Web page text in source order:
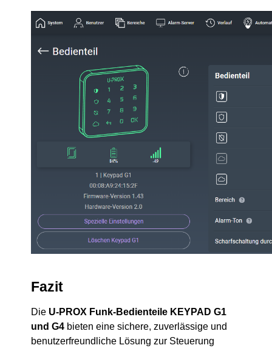
Fazit
Die U-PROX Funk-Bedienteile KEYPAD G1
und G4 bieten eine sichere, zuverlässige und
benutzerfreundliche Lösung zur Steuerung